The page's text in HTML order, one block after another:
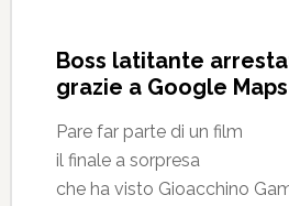
Boss latitante
grazie a Google Maps
Pare far parte di un film
il finale a sorpresa
che ha visto Gioacchino